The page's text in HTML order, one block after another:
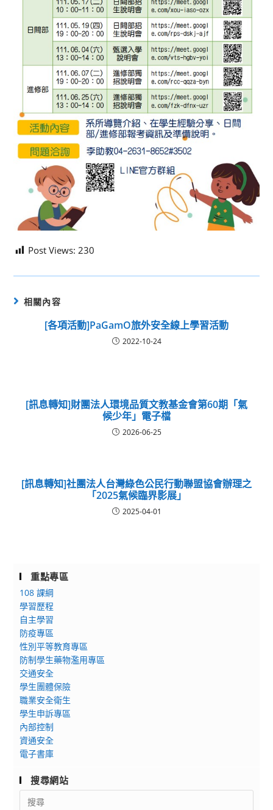
Post Views: 230
相關內容
[各項活動]PaGamO旅外安全線上學習活動
2022-10-24
[訊息轉知]財團法人環境品質文教基金會第60期「氣
候少年」電子檔
2026-06-25
[訊息轉知]社團法人台灣綠色公民行動聯盟協會辦理之
「2025氣候臨界影展」
2025-04-01
重點專區
108 課綱
學習歷程
自主學習
防疫專區
性別平等教育專區
防制學生藥物濫用專區
交通安全
學生團體保險
職業安全衛生
學生申訴專區
內部控制
資通安全
電子書庫
搜尋網站
Search